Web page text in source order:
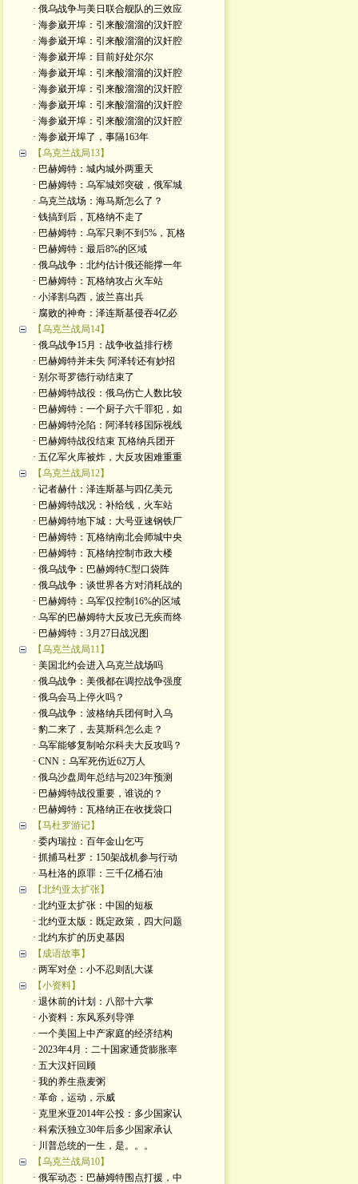
· 俄乌战争与美日联合舰队的三效应
· 海参崴开埠：引来酸溜溜的汉奸腔
· 海参崴开埠：引来酸溜溜的汉奸腔
· 海参崴开埠：目前好处尔尔
· 海参崴开埠：引来酸溜溜的汉奸腔
· 海参崴开埠：引来酸溜溜的汉奸腔
· 海参崴开埠：引来酸溜溜的汉奸腔
· 海参崴开埠：引来酸溜溜的汉奸腔
· 海参崴开埠了，事隔163年
【乌克兰战局13】
· 巴赫姆特：城内城外两重天
· 巴赫姆特：乌军城郊突破，俄军城
· 乌克兰战场：海马斯怎么了？
· 钱搞到后，瓦格纳不走了
· 巴赫姆特：乌军只剩不到5%，瓦格
· 巴赫姆特：最后8%的区域
· 俄乌战争：北约估计俄还能撑一年
· 巴赫姆特：瓦格纳攻占火车站
· 小泽割乌西，波兰喜出兵
· 腐败的神奇：泽连斯基侵吞4亿必
【乌克兰战局14】
· 俄乌战争15月：战争收益排行榜
· 巴赫姆特并未失 阿泽转还有妙招
· 别尔哥罗德行动结束了
· 巴赫姆特战役：俄乌伤亡人数比较
· 巴赫姆特：一个厨子六千罪犯，如
· 巴赫姆特沦陷：阿泽转移国际视线
· 巴赫姆特战役结束 瓦格纳兵团开
· 五亿军火库被炸，大反攻困难重重
【乌克兰战局12】
· 记者赫什：泽连斯基与四亿美元
· 巴赫姆特战况：补给线，火车站
· 巴赫姆特地下城：大号亚速钢铁厂
· 巴赫姆特：瓦格纳南北会师城中央
· 巴赫姆特：瓦格纳控制市政大楼
· 俄乌战争：巴赫姆特C型口袋阵
· 俄乌战争：谈世界各方对消耗战的
· 巴赫姆特：乌军仅控制16%的区域
· 乌军的巴赫姆特大反攻已无疾而终
· 巴赫姆特：3月27日战况图
【乌克兰战局11】
· 美国北约会进入乌克兰战场吗
· 俄乌战争：美俄都在调控战争强度
· 俄乌会马上停火吗？
· 俄乌战争：波格纳兵团何时入乌
· 豹二来了，去莫斯科怎么走？
· 乌军能够复制哈尔科夫大反攻吗？
· CNN：乌军死伤近62万人
· 俄乌沙盘周年总结与2023年预测
· 巴赫姆特战役重要，谁说的？
· 巴赫姆特：瓦格纳正在收拢袋口
【马杜罗游记】
· 委内瑞拉：百年金山乞丐
· 抓捕马杜罗：150架战机参与行动
· 马杜洛的原罪：三千亿桶石油
【北约亚太扩张】
· 北约亚太扩张：中国的短板
· 北约亚太版：既定政策，四大问题
· 北约东扩的历史基因
【成语故事】
· 两军对垒：小不忍则乱大谋
【小资料】
· 退休前的计划：八部十六掌
· 小资料：东风系列导弹
· 一个美国上中产家庭的经济结构
· 2023年4月：二十国家通货膨胀率
· 五大汉奸回顾
· 我的养生燕麦粥
· 革命，运动，示威
· 克里米亚2014年公投：多少国家认
· 科索沃独立30年后多少国家承认
· 川普总统的一生，是。。。
【乌克兰战局10】
· 俄军动态：巴赫姆特围点打援，中